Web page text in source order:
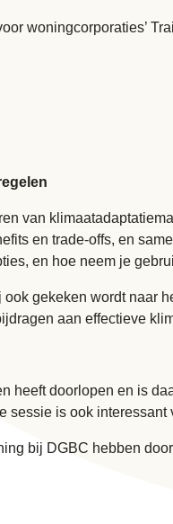
woningcorporaties’
van
en trade-offs, en
en hoe neem je
gekeken wordt
aan effectieve
heeft doorlopen en is
is ook
bij DGBC hebben